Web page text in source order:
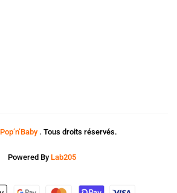
Pop’n’Baby. Tous droits réservés.
Powered By Lab205